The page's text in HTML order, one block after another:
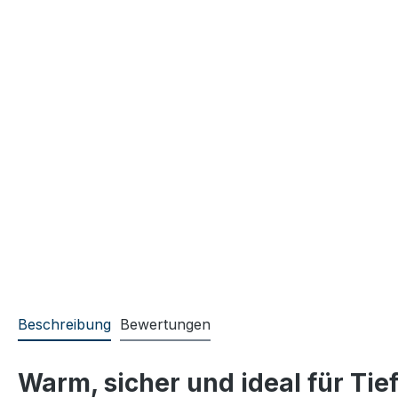
Beschreibung Bewertungen
Warm, sicher und ideal für